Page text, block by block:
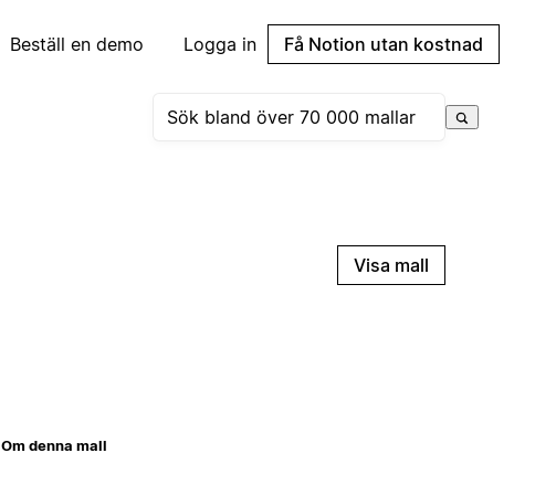
Beställ en demo Logga in Få Notion utan kostnad
Visa mall
Om denna mall